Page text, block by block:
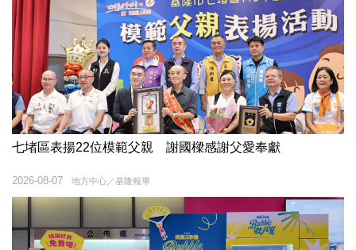
七堵區表揚22位模範父親 謝國樑感謝父愛奉獻
地方中心／基隆報導
2026-08-07